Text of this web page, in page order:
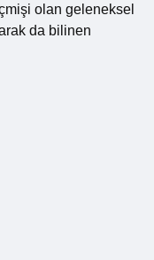
olan geleneksel
da bilinen